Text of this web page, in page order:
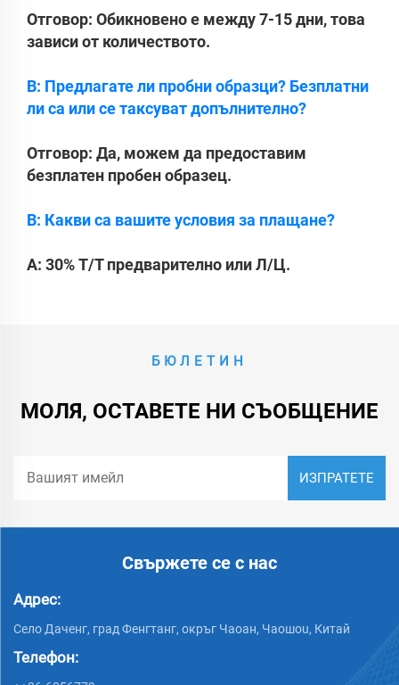
Отговор: Обикновено е между 7-15 дни, това
зависи от количеството.
В: Предлагате ли пробни образци? Безплатни
ли са или се таксуват допълнително?
Отговор: Да, можем да предоставим
безплатен пробен образец.
В: Какви са вашите условия за плащане?
A: 30% Т/Т предварително или Л/Ц.
БЮЛЕТИН
МОЛЯ, ОСТАВЕТЕ НИ СЪОБЩЕНИЕ
Свържете се с нас
Адрес:
Село Даченг, град Фенгтанг, окръг Чаоан, Чаошou, Китай
Телефон: